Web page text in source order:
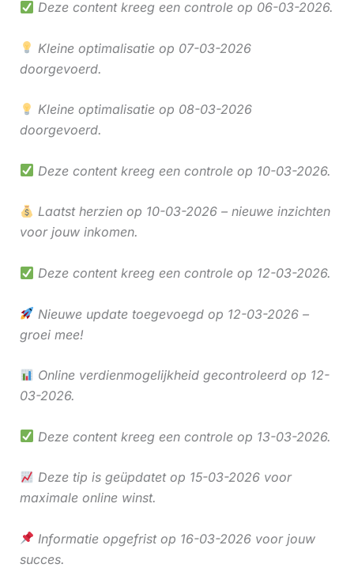
Deze content kreeg een controle op 06-03-2026.
Kleine optimalisatie op 07-03-2026
doorgevoerd.
Kleine optimalisatie op 08-03-2026
doorgevoerd.
Deze content kreeg een controle op 10-03-2026.
Laatst herzien op 10-03-2026 – nieuwe inzichten
voor jouw inkomen.
Deze content kreeg een controle op 12-03-2026.
Nieuwe update toegevoegd op 12-03-2026 –
groei mee!
Online verdienmogelijkheid gecontroleerd op 12-
03-2026.
Deze content kreeg een controle op 13-03-2026.
Deze tip is geüpdatet op 15-03-2026 voor
maximale online winst.
Informatie opgefrist op 16-03-2026 voor jouw
succes.